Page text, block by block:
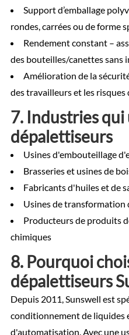
Support d’emballage
rondes, carrées ou de forme
Rendement constant –
des bouteilles/canettes sans
Amélioration de la
des travailleurs et les risques
7. Industries
dépalettiseurs
Usines d'embouteillage
Brasseries et usines de
Fabricants d'huiles et de
Usines de
Producteurs de produits
chimiques
8. Pourquoi
dépalettiseurs
Depuis 2011, Sunswell est
conditionnement de liquides
d'automatisation. Avec une